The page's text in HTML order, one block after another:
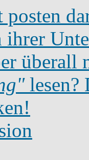
posten
ihrer
überall
lesen?